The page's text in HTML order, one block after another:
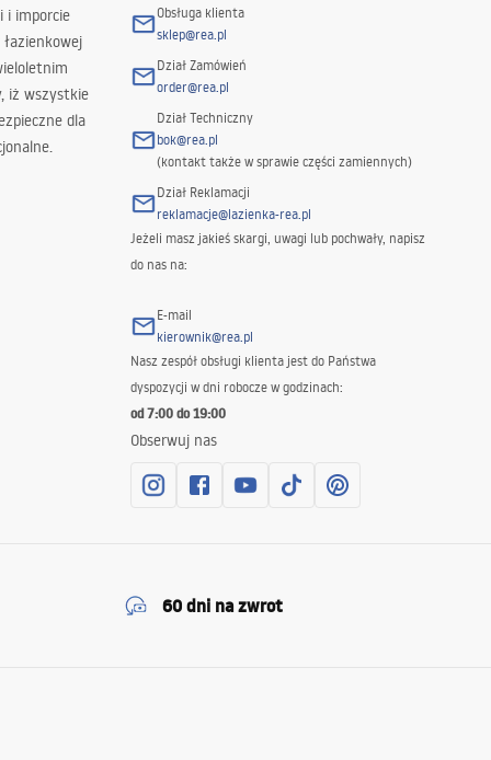
i imporcie
iż wszystkie
dla
Obsługa klienta
sklep@rea.pl
Dział Zamówień
order@rea.pl
Dział Techniczny
bok@rea.pl
(kontakt także w sprawie części zamiennych)
Dział Reklamacji
reklamacje@lazienka-rea.pl
Jeżeli masz jakieś skargi, uwagi lub pochwały, napisz
do nas na:
E-mail
kierownik@rea.pl
Nasz zespół obsługi klienta jest do Państwa
dyspozycji w dni robocze w godzinach:
od 7:00 do 19:00
Obserwuj nas
60 dni na zwrot